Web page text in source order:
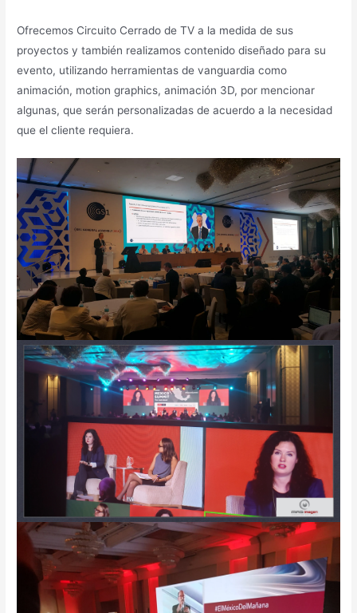
Ofrecemos Circuito Cerrado de TV a la medida de sus
proyectos y también realizamos contenido diseñado para su
evento, utilizando herramientas de vanguardia como
animación, motion graphics, animación 3D, por mencionar
algunas, que serán personalizadas de acuerdo a la necesidad
que el cliente requiera.